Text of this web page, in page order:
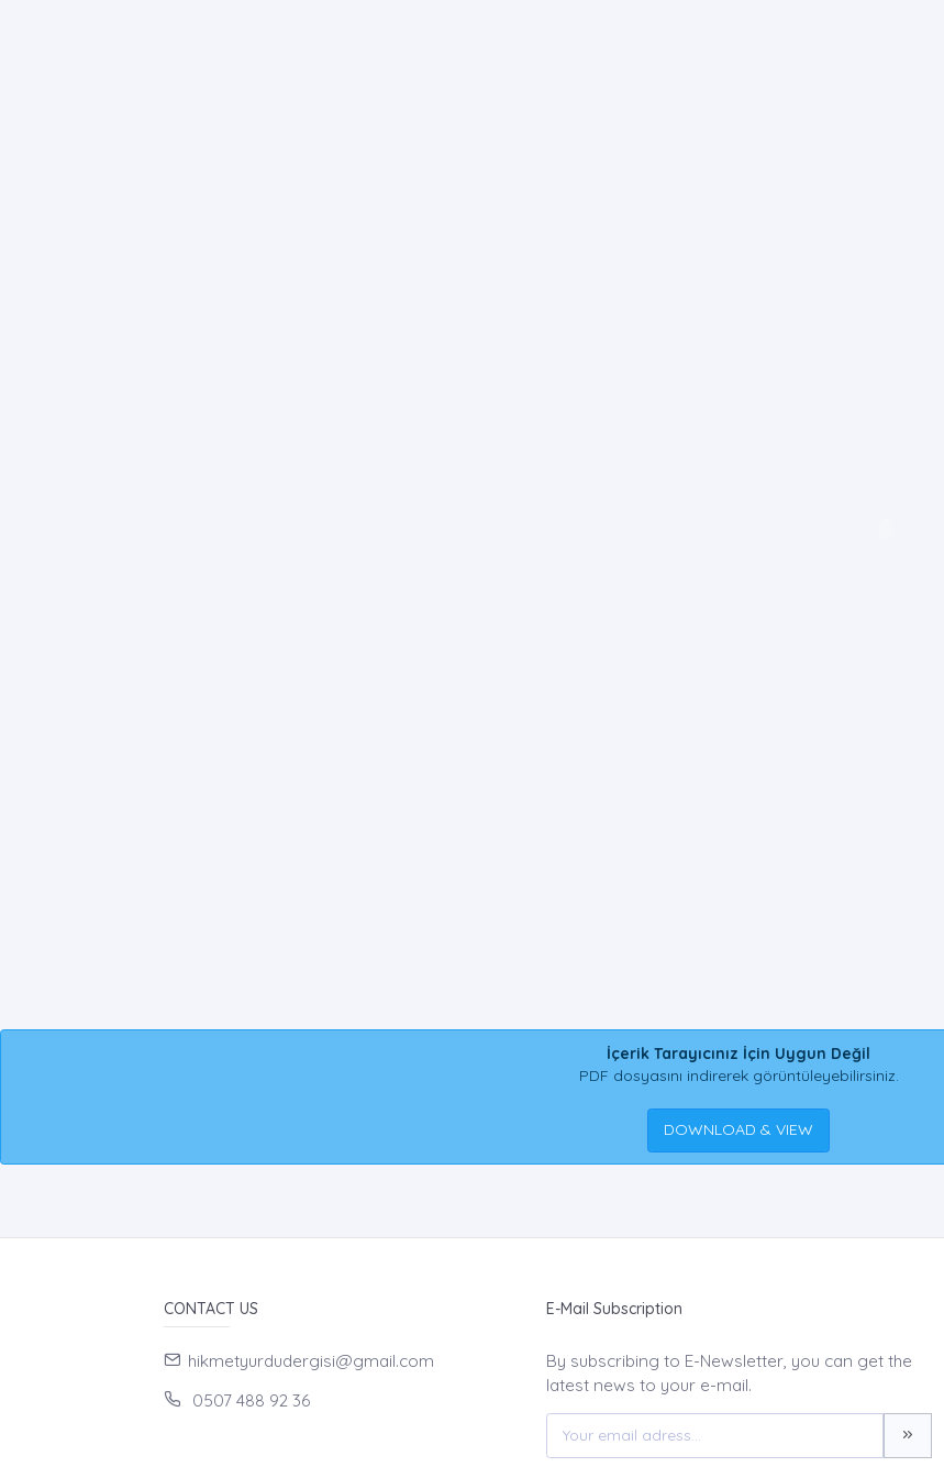
İçerik Tarayıcınız İçin Uygun Değil
PDF dosyasını indirerek görüntüleyebilirsiniz.
DOWNLOAD & VIEW
CONTACT US
hikmetyurdudergisi@gmail.com
0507 488 92 36
E-Mail Subscription
By subscribing to E-Newsletter, you can get the
latest news to your e-mail.